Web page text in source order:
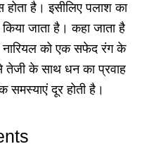
होता है। इसीलिए पलाश का
जाता है। कहा जाता है
को एक सफेद रंग के
तेजी के साथ धन का प्रवाह
समस्याएं दूर होती है।